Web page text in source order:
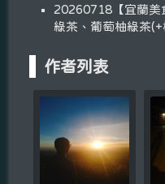
20260718【宜蘭美
綠茶、葡萄柚綠茶(+
作者列表